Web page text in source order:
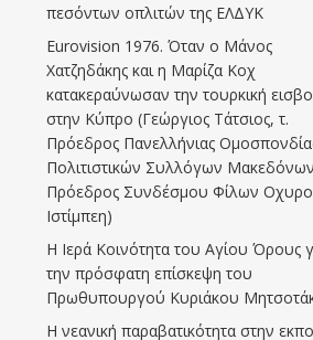
πεσόντων οπλιτών της ΕΛΔΥΚ
Eurovision 1976. Όταν ο Μάνος
Χατζηδάκης και η Μαρίζα Κοχ
κατακεραύνωσαν την τουρκική
στην Κύπρο (Γεώργιος Τάτσιος, τ.
Πρόεδρος Πανελλήνιας
Πολιτιστικών Συλλόγων
Πρόεδρος Συνδέσμου Φίλων
Ιστίμπεη)
Η Ιερά Κοινότητα του Αγίου Όρους
την πρόσφατη επίσκεψη του
Πρωθυπουργού Κυριάκου
Η νεανική παραβατικότητα στην